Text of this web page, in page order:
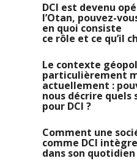
DCI est devenu
l’Otan, pouvez-
en quoi consiste
ce rôle et ce qu’il
Le contexte
particulièrement
actuellement :
nous décrire quels
pour DCI ?
Comment une
comme DCI
dans son quotidien